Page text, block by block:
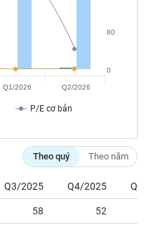
P/E cơ bản
0
80
Q1/2026 Q2/2026
Theo quý Theo năm
Q3/2025 Q4/2025
58 52